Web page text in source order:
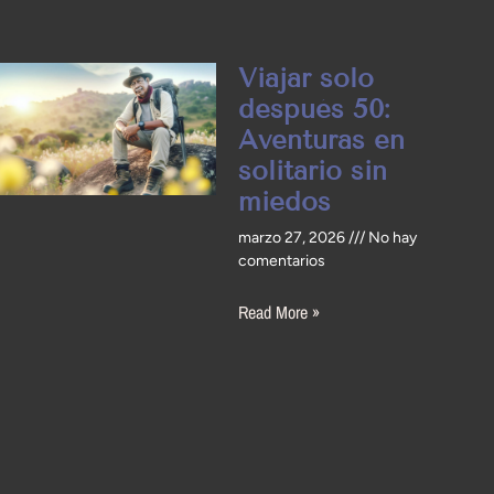
Viajar solo
después 50:
Aventuras en
solitario sin
miedos
marzo 27, 2026
No hay
comentarios
Read More »